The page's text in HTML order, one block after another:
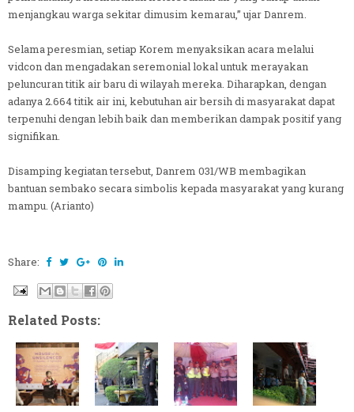
menjangkau warga sekitar dimusim kemarau,” ujar Danrem.
Selama peresmian, setiap Korem menyaksikan acara melalui
vidcon dan mengadakan seremonial lokal untuk merayakan
peluncuran titik air baru di wilayah mereka. Diharapkan, dengan
adanya 2.664 titik air ini, kebutuhan air bersih di masyarakat dapat
terpenuhi dengan lebih baik dan memberikan dampak positif yang
signifikan.
Disamping kegiatan tersebut, Danrem 031/WB membagikan
bantuan sembako secara simbolis kepada masyarakat yang kurang
mampu. (Arianto)
Share:
Related Posts: